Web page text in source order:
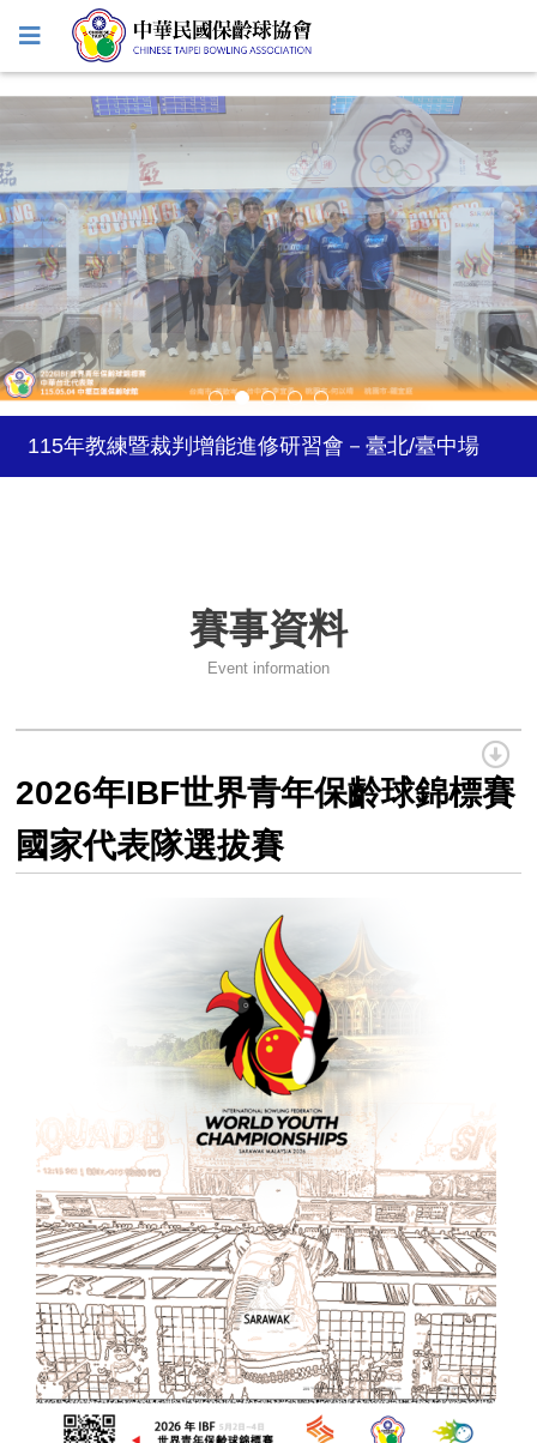
2027年日本關西世界壯年運動會
2026年風暴台灣飛碟盃
115年教練暨裁判增能進修研習會－臺北/臺中場
115 年度兒童及少年運動教練安全保障課程簡章
2026年IBF世界青年保齡球錦標賽國家代表隊選拔賽資訊
中華民國保齡球協會第14屆會員大會會議紀錄
115年第14屆組織改選公告
2027年日本關西世界壯年運動會
2026年風暴台灣飛碟盃
賽事資料
Event information
2026年IBF世界青年保齡球錦標賽
國家代表隊選拔賽